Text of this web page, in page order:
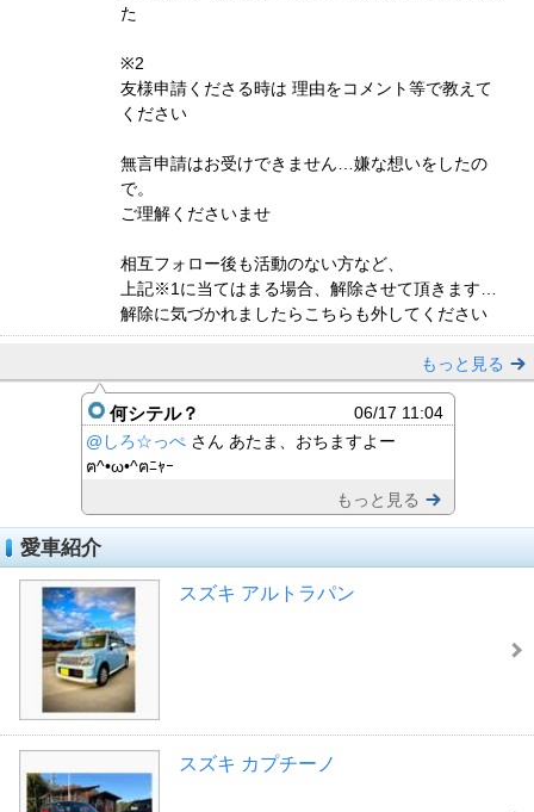
た
※2
友様申請くださる時は 理由をコメント等で教えて
ください
無言申請はお受けできません…嫌な想いをしたの
で。
ご理解くださいませ
相互フォロー後も活動のない方など、
上記※1に当てはまる場合、解除させて頂きます…
解除に気づかれましたらこちらも外してください
もっと見る
何シテル？
06/17 11:04
@しろ☆っぺさん あたま、おちますよー
ฅ^•ω•^ฅﾆｬｰ
もっと見る
愛車紹介
スズキ アルトラパン
スズキ カプチーノ